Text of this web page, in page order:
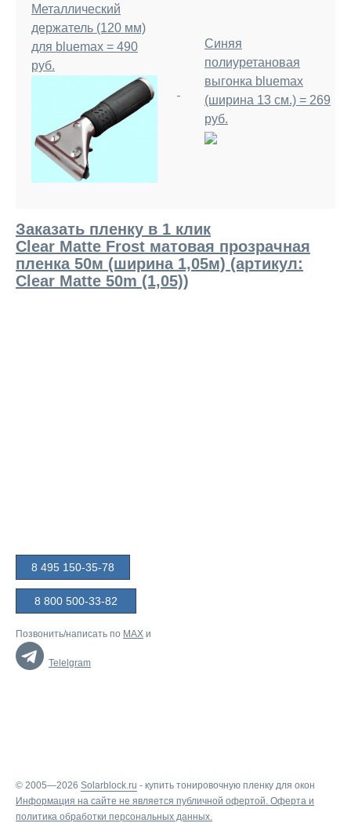
Металлический
держатель (120 мм)
для bluemax = 490
руб.
Синяя
полиуретановая
выгонка bluemax
(ширина 13 см.) = 269
руб.
Заказать пленку в 1 клик
Clear Matte Frost матовая прозрачная
пленка 50м (ширина 1,05м) (артикул:
Clear Matte 50m (1,05))
8 495 150-35-78
8 800 500-33-82
Позвонить/написать по MAX и
Telelgram
© 2005—2026 Solarblock.ru - купить тонировочную пленку для окон
Информация на сайте не является публичной офертой. Оферта и
политика обработки персональных данных